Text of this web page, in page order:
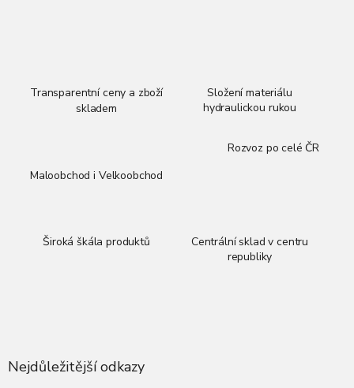
Transparentní ceny a zboží
skladem
Složení materiálu
hydraulickou rukou
Maloobchod i Velkoobchod
Rozvoz po celé ČR
Široká škála produktů
Centrální sklad v centru
republiky
Nejdůležitější odkazy